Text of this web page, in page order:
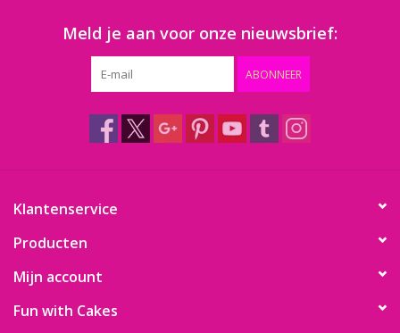
Meld je aan voor onze nieuwsbrief:
ABONNEER
Klantenservice
Producten
Mijn account
Fun with Cakes